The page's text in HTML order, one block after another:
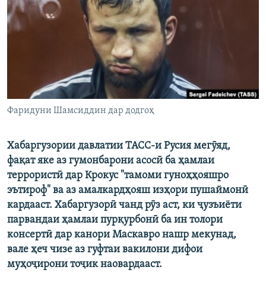
ГУЗОРИШҲОИ РАДИОӢ
Русский
Фаридуни Шамсиддин дар додгоҳ
Хабаргузории давлатии ТАСС-и Русия мегӯяд,
фақат яке аз гумонбарони асосӣ ба ҳамлаи
террористӣ дар Крокус "тамоми гуноҳҳояшро
эътироф" ва аз амалкардҳояш изҳори пушаймонӣ
кардааст. Хабаргузорӣ чанд рӯз аст, ки ҷузъиёти
парвандаи ҳамлаи пурқурбонӣ ба ин толори
консертӣ дар канори Маскавро нашр мекунад,
вале ҳеч чизе аз гуфтаи вакилони дифои
муҳоҷирони тоҷик наовардааст.